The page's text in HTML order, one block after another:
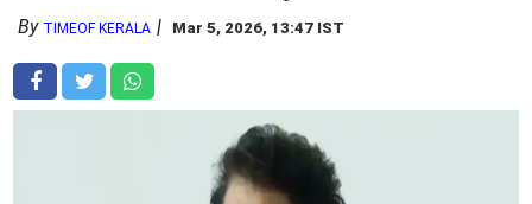
By TIMEOF KERALA Mar 5, 2026, 13:47 IST